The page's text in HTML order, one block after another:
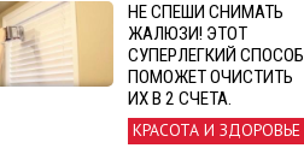
НЕ СПЕШИ СНИМАТЬ
ЖАЛЮЗИ! ЭТОТ
СУПЕРЛЕГКИЙ СПОСОБ
ПОМОЖЕТ ОЧИСТИТЬ
ИХ В 2 СЧЕТА.
КРАСОТА И ЗДОРОВЬЕ